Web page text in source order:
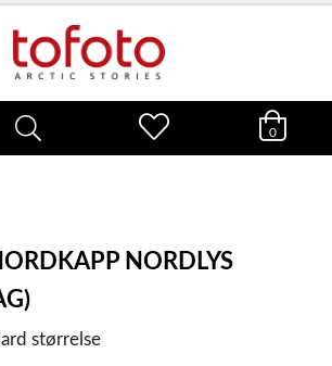
0
NORDLYS
størrelse